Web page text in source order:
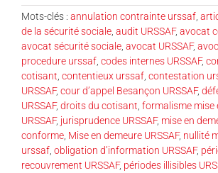
Mots-clés : annulation contrainte urssaf
de la sécurité sociale audit URSSAF, avocat
avocat sécurité sociale avocat URSSAF,
procedure urssaf codes internes URSSAF,
cotisant contentieux urssaf contestation
URSSAF, cour d’appel Besançon URSSAF,
URSSAF, droits du cotisant formalisme mise
URSSAF, jurisprudence URSSAF, mise en
conforme Mise en demeure URSSAF, nullité
urssaf obligation d’information URSSAF,
recouvrement URSSAF, périodes illisibles